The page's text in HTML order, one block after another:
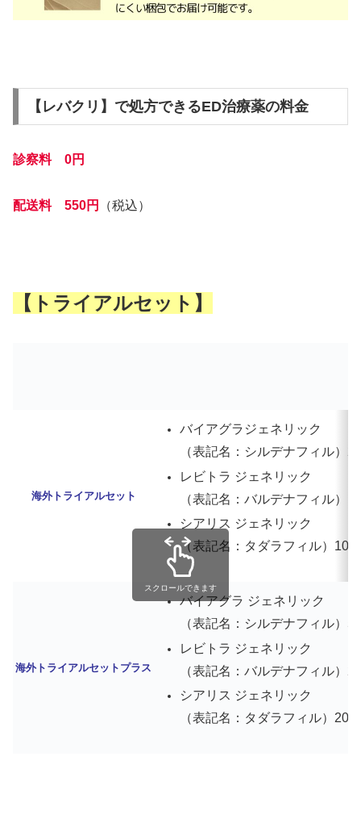
【レバクリ】で処方できるED治療薬の料金
診察料 0円
配送料 550円 （税込）
【トライアルセット】
海外トライアルセット
バイアグラジェネリック
（表記名：シルデナフィル）
レビトラ ジェネリック
（表記名：バルデナフィル）
シアリス ジェネリック
（表記名：タダラフィル）
海外トライアルセットプラス
バイアグラ ジェネリック
（表記名：シルデナフィル）
レビトラ ジェネリック
（表記名：バルデナフィル）
シアリス ジェネリック
（表記名：タダラフィル）
スクロールできます